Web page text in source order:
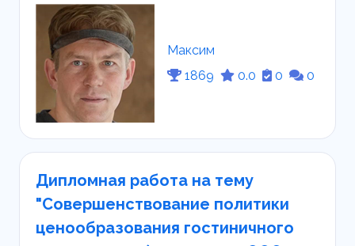
Максим
1869
0.0 0 0
Дипломная работа на тему
"Совершенствование политики
ценообразования гостиничного